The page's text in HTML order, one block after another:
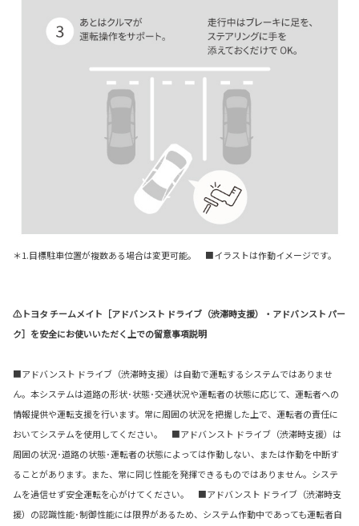
＊1.目標駐車位置が複数ある場合は変更可能。 ■イラストは作動イメージです。
⚠トヨタ チームメイト［アドバンスト ドライブ（渋滞時支援）・アドバンスト パー
ク］を安全にお使いいただく上での留意事項説明
■アドバンスト ドライブ（渋滞時支援）は自動で運転するシステムではありませ
ん。本システムは道路の形状･状態･交通状況や運転者の状態に応じて、運転者への
情報提供や運転支援を行います。常に周囲の状況を把握した上で、運転者の責任に
おいてシステムを使用してください。 ■アドバンスト ドライブ（渋滞時支援）は
周囲の状況･道路の状態･運転者の状態によっては作動しない、または作動を中断す
ることがあります。また、常に同じ性能を発揮できるものではありません。システ
ムを過信せず安全運転を心がけてください。 ■アドバンスト ドライブ（渋滞時支
援）の認識性能･制御性能には限界があるため、システム作動中であっても運転者自